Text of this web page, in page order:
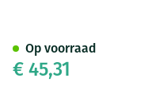
€ 45,31
Op voorraad